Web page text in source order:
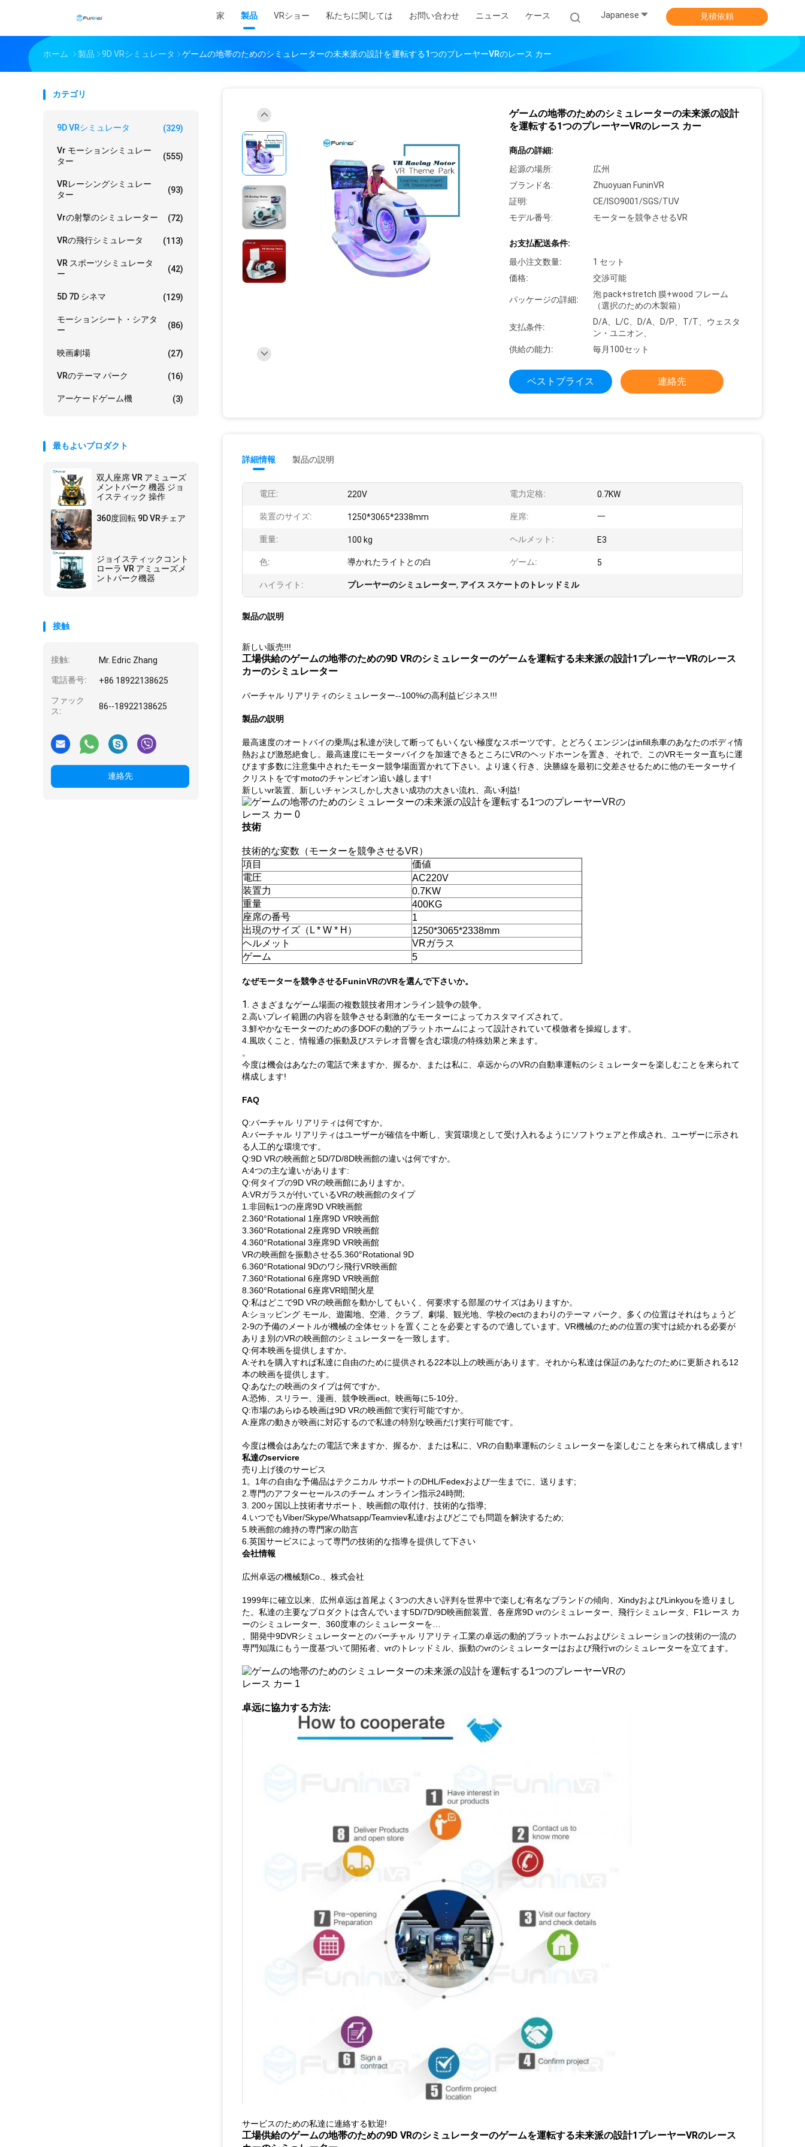
家 製品 VRショー 私たちに関しては お問い合わせ ニュース ケース Japanese 見積依頼
ホーム 製品 9D VRシミュレータ ゲームの地帯のためのシミュレーターの未来派の設計を運転する1つのプレーヤーVRのレース カー
カテゴリ
9D VRシミュレータ (329)
Vr モーションシミュレー
ター
(555)
VRレーシングシミュレー
ター
(93)
Vrの射撃のシミュレーター (72)
VRの飛行シミュレータ (113)
VR スポーツシミュレータ
ー
(42)
5D 7D シネマ (129)
モーションシート・シアタ
ー
(86)
映画劇場 (27)
VRのテーマ パーク (16)
アーケードゲーム機 (3)
最もよいプロダクト
双人座席 VR アミューズ
メントパーク 機器 ジョ
イスティック 操作
360度回転 9D VRチェア
ジョイスティックコント
ローラ VR アミューズメ
ントパーク機器
接触
接触: Mr. Edric Zhang
電話番号: +86 18922138625
ファック
ス:
86--18922138625
連絡先
ゲームの地帯のためのシミュレーターの未来派の設計
を運転する1つのプレーヤーVRのレース カー
商品の詳細:
起源の場所:
広州
ブランド名:
Zhuoyuan FuninVR
証明:
CE/ISO9001/SGS/TUV
モデル番号:
モーターを競争させるVR
お支払配送条件:
最小注文数量:
1 セット
価格:
交渉可能
パッケージの詳細:
泡 pack+stretch 膜+wood フレーム
（選択のための木製箱）
支払条件:
D/A、L/C、D/A、D/P、T/T、ウェスタ
ン・ユニオン、
供給の能力:
毎月100セット
ベストプライス 連絡先
詳細情報 製品の説明
電圧: 220V 電力定格: 0.7KW
装置のサイズ: 1250*3065*2338mm 座席: 一
重量: 100 kg ヘルメット: E3
色: 導かれたライトとの白 ゲーム: 5
ハイライト: プレーヤーのシミュレーター, アイス スケートのトレッドミル
製品の説明
新しい販売!!!
工場供給のゲームの地帯のための9D VRのシミュレーターのゲームを運転する未来派の設計1プレーヤーVRのレース
カーのシミュレーター
バーチャル リアリティのシミュレーター--100%の高利益ビジネス!!!
製品の説明
最高速度のオートバイの乗馬は私達が決して断ってもいくない極度なスポーツです。とどろくエンジンはinfill糸車のあなたのボディ情
熱および激怒絶食し。最高速度にモーターバイクを加速できるところにVRのヘッドホーンを置き、それで、このVRモーター直ちに運
びます多数に注意集中されたモーター競争場面置かれて下さい。より速く行き、決勝線を最初に交差させるために他のモーターサイ
クリストをですmotoのチャンピオン追い越します!
新しいvr装置、新しいチャンスしかし大きい成功の大きい流れ、高い利益!
技術
技術的な変数（モーターを競争させるVR）
項目
価値
電圧
AC220V
装置力
0.7KW
重量
400KG
座席の番号
1
出現のサイズ（L * W * H）
1250*3065*2338mm
ヘルメット
VRガラス
ゲーム
5
なぜモーターを競争させるFuninVRのVRを選んで下さいか。
1. さまざまなゲーム場面の複数競技者用オンライン競争の競争。
2.高いプレイ範囲の内容を競争させる刺激的なモーターによってカスタマイズされて。
3.鮮やかなモーターのための多DOFの動的プラットホームによって設計されていて模倣者を操縦します。
4.風吹くこと、情報通の振動及びステレオ音響を含む環境の特殊効果と来ます。
。
今度は機会はあなたの電話で来ますか、握るか、または私に、卓远からのVRの自動車運転のシミュレーターを楽しむことを来られて
構成します!
FAQ
Q:バーチャル リアリティは何ですか。
A:バーチャル リアリティはユーザーが確信を中断し、実質環境として受け入れるようにソフトウェアと作成され、ユーザーに示され
る人工的な環境です。
Q:9D VRの映画館と5D/7D/8D映画館の違いは何ですか。
A:4つの主な違いがあります:
Q:何タイプの9D VRの映画館にありますか。
A:VRガラスが付いているVRの映画館のタイプ
1.非回転1つの座席9D VR映画館
2.360°Rotational 1座席9D VR映画館
3.360°Rotational 2座席9D VR映画館
4.360°Rotational 3座席9D VR映画館
VRの映画館を振動させる5.360°Rotational 9D
6.360°Rotational 9Dのワシ飛行VR映画館
7.360°Rotational 6座席9D VR映画館
8.360°Rotational 6座席VR暗闇火星
Q:私はどこで9D VRの映画館を動かしてもいく、何要求する部屋のサイズはありますか。
A:ショッピング モール、遊園地、空港、クラブ、劇場、観光地、学校のectのまわりのテーマ パーク。多くの位置はそれはちょうど
2-9の予備のメートルが機械の全体セットを置くことを必要とするので適しています。VR機械のための位置の実寸は続かれる必要が
ありま別のVRの映画館のシミュレーターを一致します。
Q:何本映画を提供しますか。
A:それを購入すれば私達に自由のために提供される22本以上の映画があります。それから私達は保証のあなたのために更新される12
本の映画を提供します。
Q:あなたの映画のタイプは何ですか。
A:恐怖、スリラー、漫画、競争映画ect。映画毎に5-10分。
Q:市場のあらゆる映画は9D VRの映画館で実行可能ですか。
A:座席の動きが映画に対応するので私達の特別な映画だけ実行可能です。
今度は機会はあなたの電話で来ますか、握るか、または私に、VRの自動車運転のシミュレーターを楽しむことを来られて構成します!
私達のservicre
売り上げ後のサービス
1。1年の自由な予備品はテクニカル サポートのDHL/Fedexおよび一生までに、送ります;
2.専門のアフターセールスのチーム オンライン指示24時間;
3. 200ヶ国以上技術者サポート、映画館の取付け、技術的な指導;
4.いつでもViber/Skype/Whatsapp/Teamviev私達rおよびどこでも問題を解決するため;
5.映画館の維持の専門家の助言
6.英国サービスによって専門の技術的な指導を提供して下さい
会社情報
広州卓远の機械類Co.、株式会社
1999年に確立以来、広州卓远は首尾よく3つの大きい評判を世界中で楽しむ有名なブランドの傾向、XindyおよびLinkyouを造りまし
た。私達の主要なプロダクトは含んでいます5D/7D/9D映画館装置、各座席9D vrのシミュレーター、飛行シミュレータ、F1レース カ
ーのシミュレーター、360度車のシミュレーターを…
、開発中9DVRシミュレーターとのバーチャル リアリティ工業の卓远の動的プラットホームおよびシミュレーションの技術の一流の
専門知識にもう一度基づいて開拓者、vrのトレッドミル、振動のvrのシミュレーターはおよび飛行vrのシミュレーターを立てます。
卓远に協力する方法:
サービスのための私達に連絡する歓迎!
工場供給のゲームの地帯のための9D VRのシミュレーターのゲームを運転する未来派の設計1プレーヤーVRのレース